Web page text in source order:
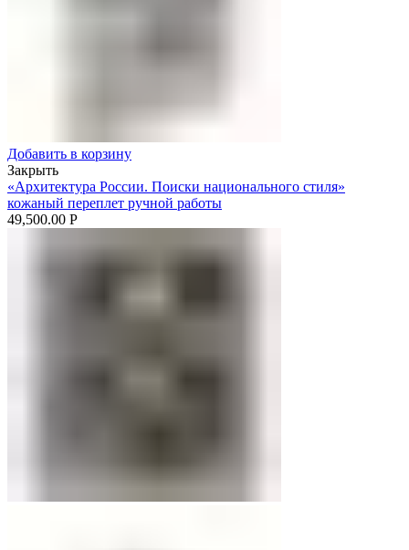
Добавить в корзину
Закрыть
«Архитектура России. Поиски национального стиля»
кожаный переплет ручной работы
49,500.00 Р